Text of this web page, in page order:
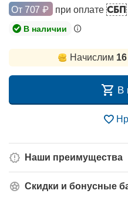
От 707 ₽ при оплатеСБП
В наличии
Начислим 16
В
Наши преимущества
Скидки и бонусные